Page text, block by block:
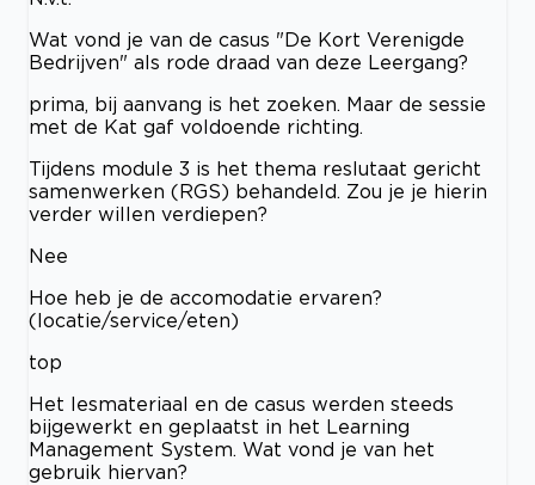
Wat vond je van de casus "De Kort Verenigde
Bedrijven" als rode draad van deze Leergang?
prima, bij aanvang is het zoeken. Maar de sessie
met de Kat gaf voldoende richting.
Tijdens module 3 is het thema reslutaat gericht
samenwerken (RGS) behandeld. Zou je je hierin
verder willen verdiepen?
Nee
Hoe heb je de accomodatie ervaren?
(locatie/service/eten)
top
Het lesmateriaal en de casus werden steeds
bijgewerkt en geplaatst in het Learning
Management System. Wat vond je van het
gebruik hiervan?